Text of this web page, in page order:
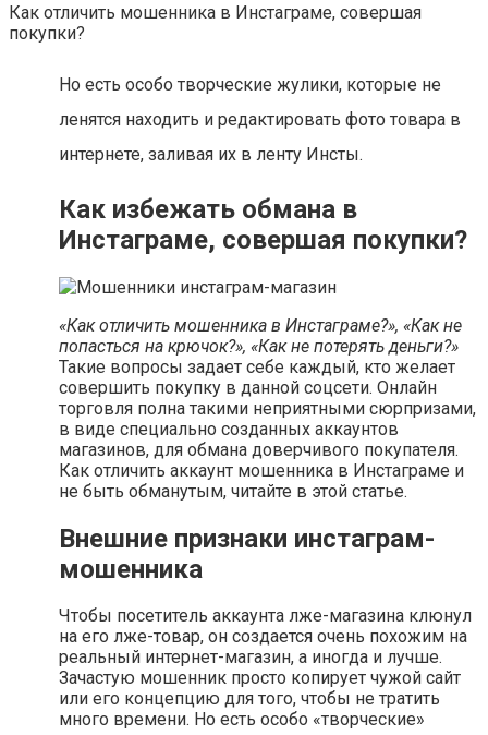
Как отличить мошенника в Инстаграме, совершая
покупки?
Но есть особо творческие жулики, которые не
ленятся находить и редактировать фото товара в
интернете, заливая их в ленту Инсты.
Как избежать обмана в
Инстаграме, совершая покупки?
«Как отличить мошенника в Инстаграме?», «Как не
попасться на крючок?», «Как не потерять деньги?»
Такие вопросы задает себе каждый, кто желает
совершить покупку в данной соцсети. Онлайн
торговля полна такими неприятными сюрпризами,
в виде специально созданных аккаунтов
магазинов, для обмана доверчивого покупателя.
Как отличить аккаунт мошенника в Инстаграме и
не быть обманутым, читайте в этой статье.
Внешние признаки инстаграм-
мошенника
Чтобы посетитель аккаунта лже-магазина клюнул
на его лже-товар, он создается очень похожим на
реальный интернет-магазин, а иногда и лучше.
Зачастую мошенник просто копирует чужой сайт
или его концепцию для того, чтобы не тратить
много времени. Но есть особо «творческие»